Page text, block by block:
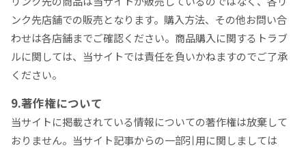
ンク先店舗での販売となります。購入方法、その他お問い合
わせは各店舗までご確認ください。商品購入に関するトラブ
ルに関しては、当サイトでは責任を負いかねますのでご了承
ください。
9.著作権について
当サイトに掲載されている情報についての著作権は放棄して
おりません。当サイト記事からの一部引用に関しましては